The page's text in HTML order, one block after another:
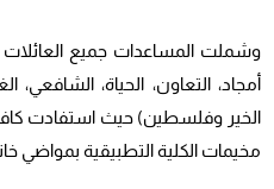
وشملت المساعدات جميع العائلات
أمجاد، التعاون، الحياة، الشافعي،
الخير وفلسطين) حيث استفادت
مخيمات الكلية التطبيقية بمواضي